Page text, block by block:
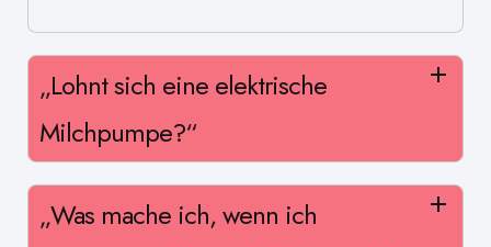
„Lohnt sich eine elektrische
Milchpumpe?“
„Was mache ich, wenn ich